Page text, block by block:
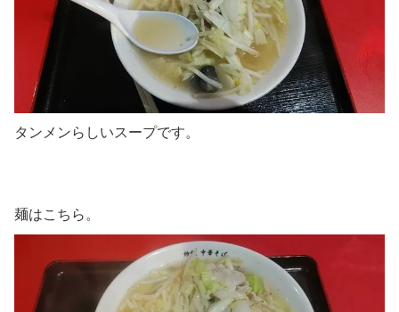
タンメンらしいスープです。
麺はこちら。